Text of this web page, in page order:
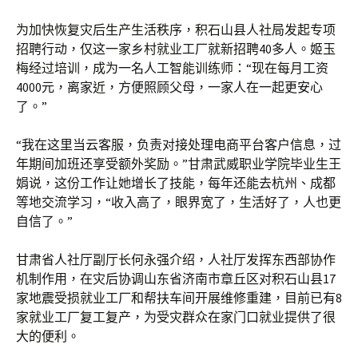
为加快恢复灾后生产生活秩序，积石山县人社局发起专项
招聘行动，仅这一家乡村就业工厂就新招聘40多人。姬玉
梅经过培训，成为一名人工智能训练师：“现在每月工资
4000元，离家近，方便照顾父母，一家人在一起更安心
了。”
“我在这里当云客服，负责对接处理电商平台客户信息，过
年期间加班还享受额外奖励。”甘肃武威职业学院毕业生王
娟说，这份工作让她增长了技能，每年还能去杭州、成都
等地交流学习，“收入高了，眼界宽了，生活好了，人也更
自信了。”
甘肃省人社厅副厅长何永强介绍，人社厅发挥东西部协作
机制作用，在灾后协调山东省济南市章丘区对积石山县17
家地震受损就业工厂和帮扶车间开展维修重建，目前已有8
家就业工厂复工复产，为受灾群众在家门口就业提供了很
大的便利。